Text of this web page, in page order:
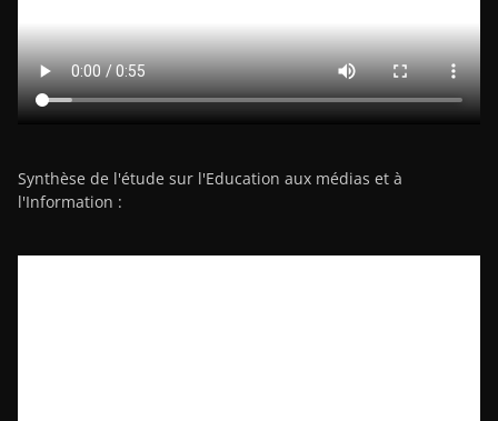
Synthèse de l'étude sur l'Education aux médias et à
l'Information :